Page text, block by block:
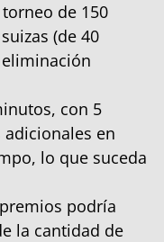
de 150
(de 40
eliminación
con 5
en
lo que suceda
podría
la cantidad de